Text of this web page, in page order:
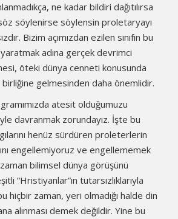
ne kadar bildiri dağıtılırsa
söz söylenirse söylensin proletaryayı
Bizim açımızdan ezilen sınıfın bu
adına gerçek devrimci
öteki dünya cenneti konusunda
gelmesinden daha önemlidir.
atesit olduğumuzu
davranmak zorundayız. İşte bu
henüz sürdüren proleterlerin
engellemiyoruz ve engellememek
bilimsel dünya görüşünü
“Hristiyanlar”ın tutarsızlıklarıyla
hiçbir zaman, yeri olmadığı halde din
alınması demek değildir. Yine bu